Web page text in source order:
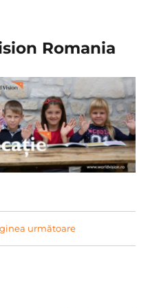
Romania
următoare